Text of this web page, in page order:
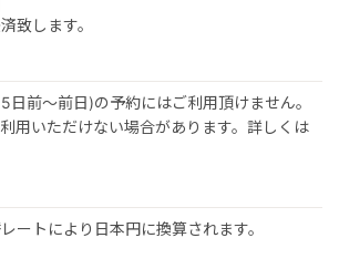
致します。
日前～前日)の予約にはご利用頂けません。
用いただけない場合があります。詳しくは
ートにより日本円に換算されます。